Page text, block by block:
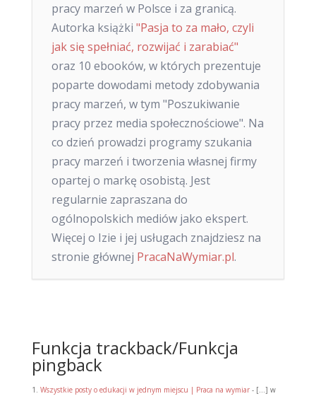
pracy marzeń w Polsce i za granicą.
Autorka książki "Pasja to za mało, czyli
jak się spełniać, rozwijać i zarabiać"
oraz 10 ebooków, w których prezentuje
poparte dowodami metody zdobywania
pracy marzeń, w tym "Poszukiwanie
pracy przez media społecznościowe". Na
co dzień prowadzi programy szukania
pracy marzeń i tworzenia własnej firmy
opartej o markę osobistą. Jest
regularnie zapraszana do
ogólnopolskich mediów jako ekspert.
Więcej o Izie i jej usługach znajdziesz na
stronie głównej PracaNaWymiar.pl.
Funkcja trackback/Funkcja
pingback
Wszystkie posty o edukacji w jednym miejscu | Praca na wymiar- […] w